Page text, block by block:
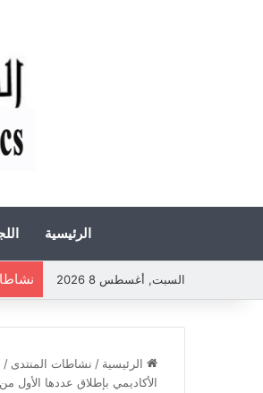
الرئيسية
السبت, أغسطس 8 2026
الرئيسية / نشاطات المنتدى /
الأكاديمي بإطلاق عددها الأول